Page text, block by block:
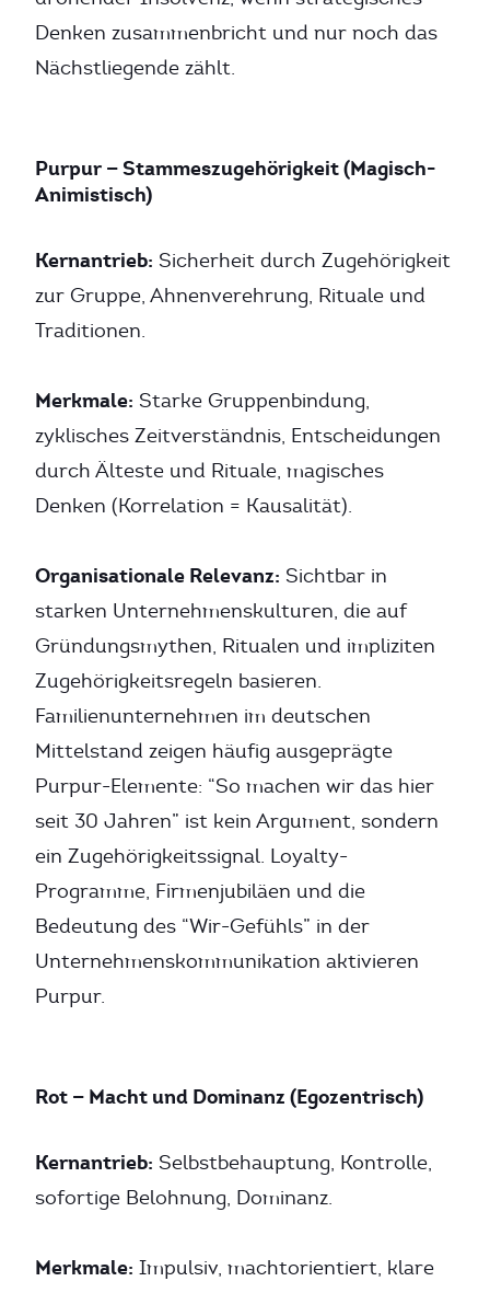
Denken zusammenbricht und nur noch das
Nächstliegende zählt.
Purpur — Stammeszugehörigkeit (Magisch-
Animistisch)
Kernantrieb: Sicherheit durch Zugehörigkeit
zur Gruppe, Ahnenverehrung, Rituale und
Traditionen.
Merkmale: Starke Gruppenbindung,
zyklisches Zeitverständnis, Entscheidungen
durch Älteste und Rituale, magisches
Denken (Korrelation = Kausalität).
Organisationale Relevanz: Sichtbar in
starken Unternehmenskulturen, die auf
Gründungsmythen, Ritualen und impliziten
Zugehörigkeitsregeln basieren.
Familienunternehmen im deutschen
Mittelstand zeigen häufig ausgeprägte
Purpur-Elemente: “So machen wir das hier
seit 30 Jahren” ist kein Argument, sondern
ein Zugehörigkeitssignal. Loyalty-
Programme, Firmenjubiläen und die
Bedeutung des “Wir-Gefühls” in der
Unternehmenskommunikation aktivieren
Purpur.
Rot — Macht und Dominanz (Egozentrisch)
Kernantrieb: Selbstbehauptung, Kontrolle,
sofortige Belohnung, Dominanz.
Merkmale: Impulsiv, machtorientiert, klare